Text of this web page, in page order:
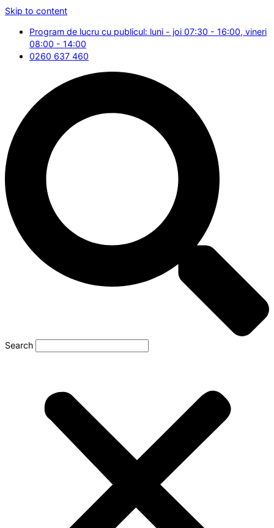
Skip to content
Program de lucru cu publicul: luni - joi 07:30 - 16:00, vineri
08:00 - 14:00
0260 637 460
Search